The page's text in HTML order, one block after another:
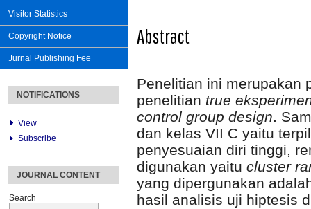
Visitor Statistics
Copyright Notice
Jurnal Publishing Fee
NOTIFICATIONS
View
Subscribe
JOURNAL CONTENT
Search
Abstract
Penelitian ini merupakan
penelitian true
control group design.
dan kelas VII C yaitu
penyesuaian diri tinggi,
digunakan yaitu cluster
yang dipergunakan
hasil analisis uji hiptesis